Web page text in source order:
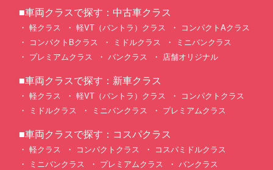
■車両クラスで探す：中古車クラス
軽クラス 軽VT（バントラ）クラス
コンパクトAクラス
コンパクトBクラス
ミドルクラス
ミニバンクラス
プレミアムクラス
バンクラス 店舗オリジナル
■車両クラスで探す：新車クラス
軽クラス 軽VT（バントラ）クラス
コンパクトクラス
ミドルクラス
ミニバンクラス プレミアムクラス
■車両クラスで探す：コスパクラス
軽クラス コンパクトクラス
コスパミドルクラス
ミニバンクラス
プレミアムクラス バンクラス